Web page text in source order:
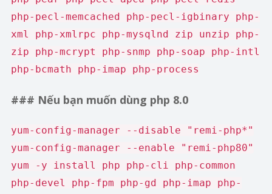
php-pecl-memcached php-pecl-igbinary php-
xml php-xmlrpc php-mysqlnd zip unzip php-
zip php-mcrypt php-snmp php-soap php-intl
php-bcmath php-imap php-process
### Nếu bạn muốn dùng php 8.0
yum-config-manager --disable "remi-php*"
yum-config-manager --enable "remi-php80"
yum -y install php php-cli php-common
php-devel php-fpm php-gd php-imap php-